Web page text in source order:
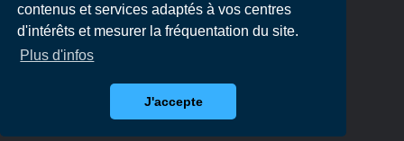
contenus et services adaptés à vos centres
d'intérêts et mesurer la fréquentation du site.
Plus d'infos
J'accepte
Copyright © 2021